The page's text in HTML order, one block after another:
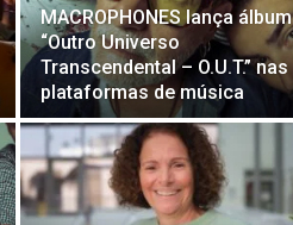
MACROPHONES lança álbum
“Outro Universo
Transcendental – O.U.T.” nas
plataformas de música